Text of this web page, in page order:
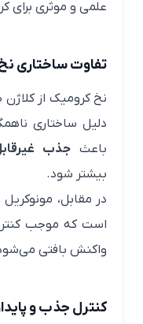
علمی و موثری برای
تفاوت ساختاری
نخ کرومیک از کلاژن
دلیل ساختاری
باعثجذب غیرقابل
بیشتر شود.
در مقابل، مونوکریل
است که موجب کنترل
واکنش بافتی می‌شود.
کنترل جذب و